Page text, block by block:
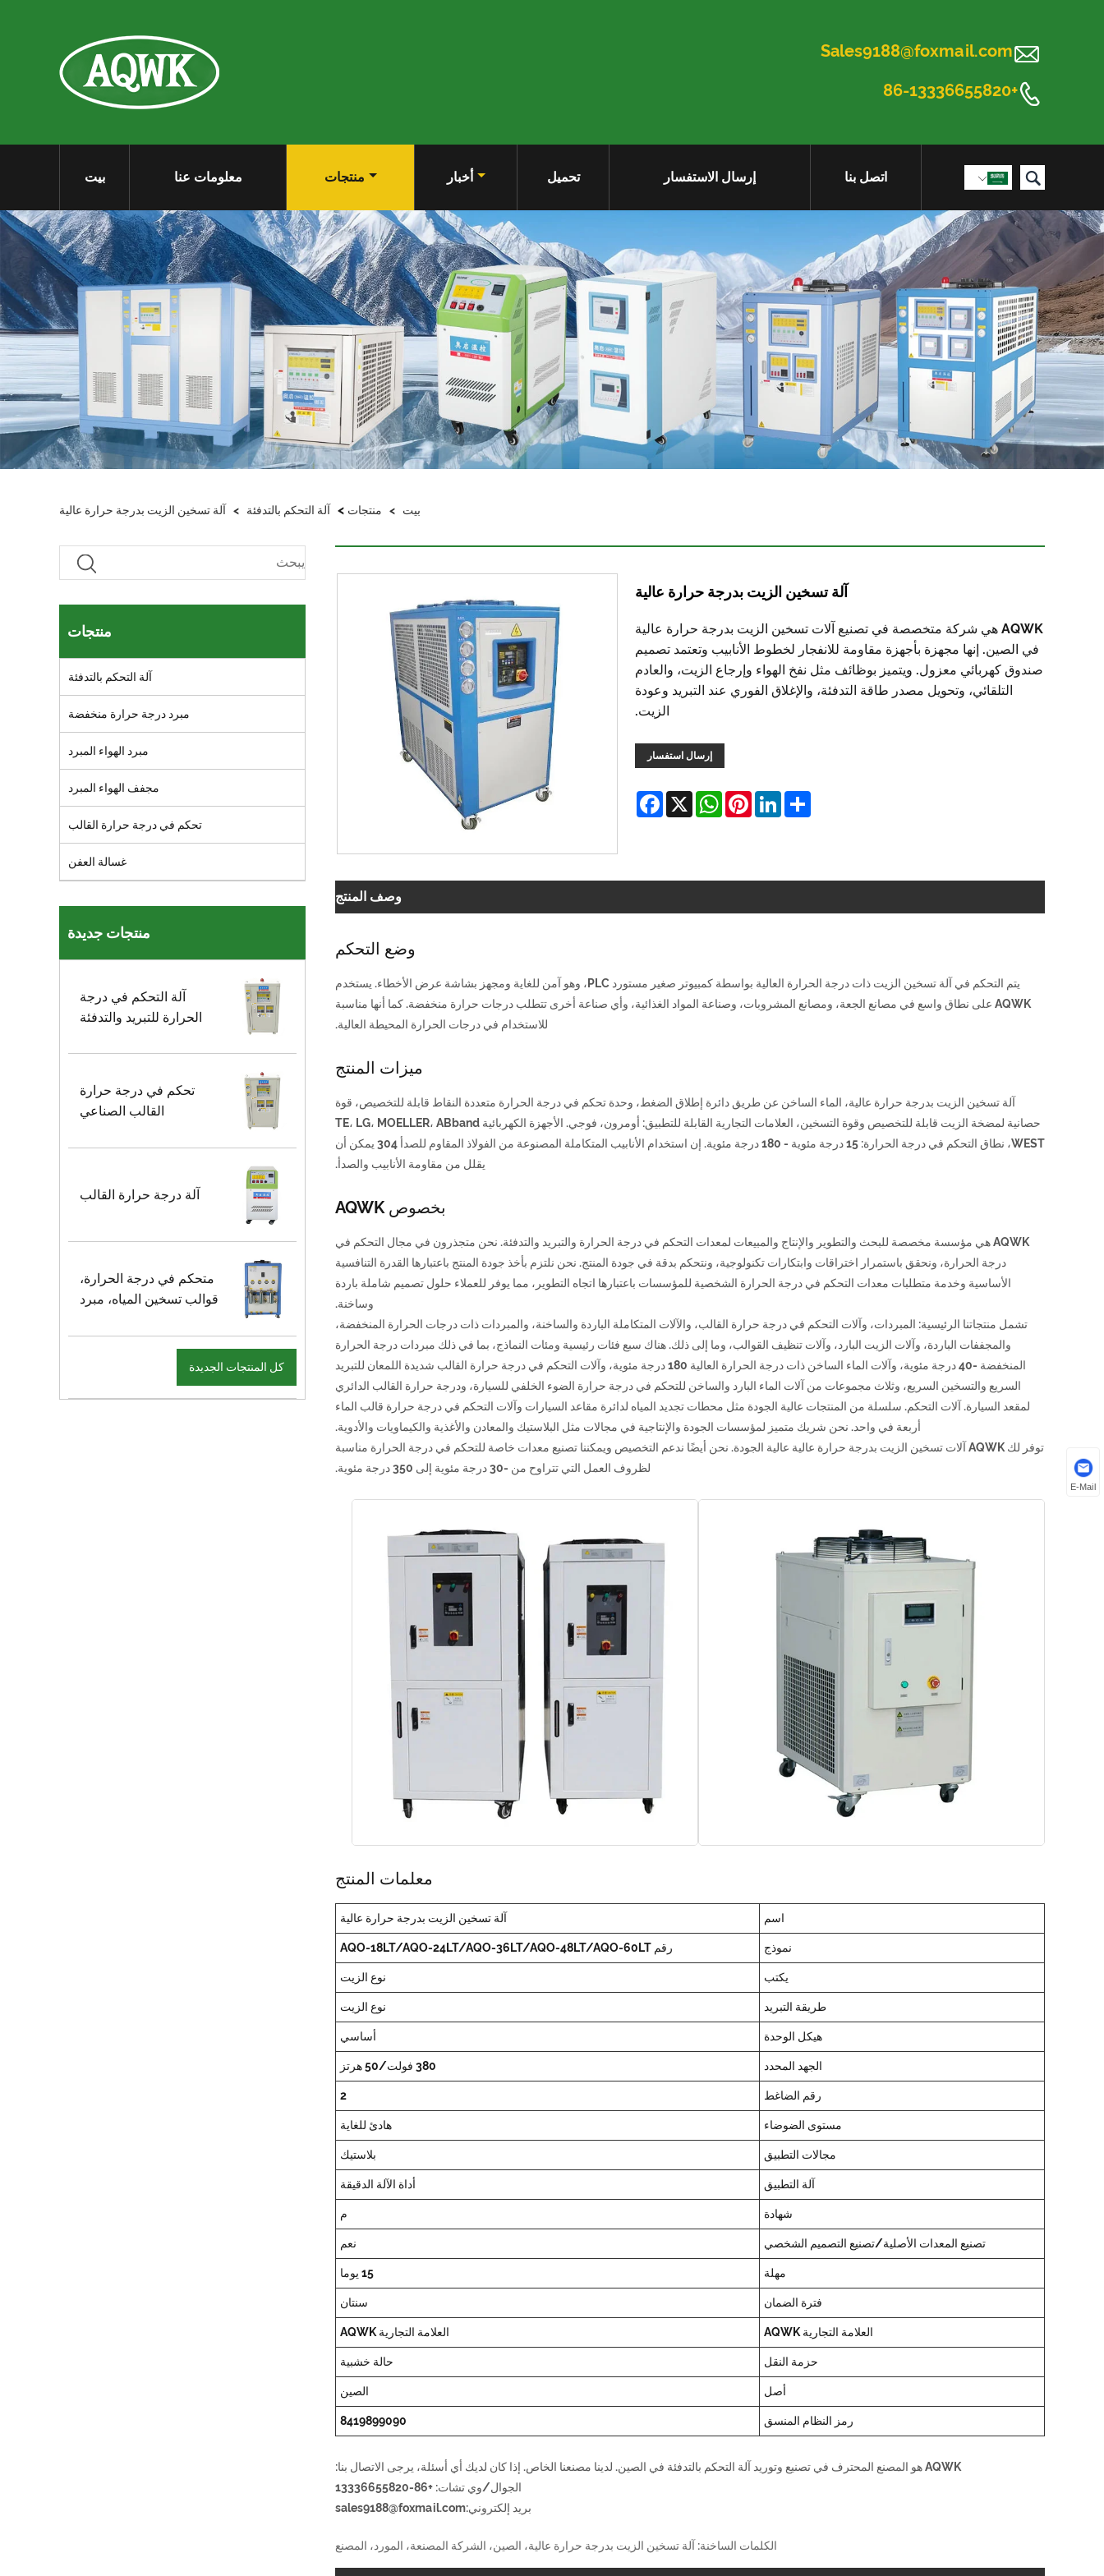

Sales9188@foxmail.com

+86-13336655820
  بيت معلومات عنا منتجات أخبار تحميل إرسال الاستفسار اتصل بنا
بيت > منتجات > آلة التحكم بالتدفئة > آلة تسخين الزيت بدرجة حرارة عالية
منتجات
آلة التحكم بالتدفئة
مبرد درجة حرارة منخفضة
مبرد الهواء المبرد
مجفف الهواء المبرد
تحكم في درجة حرارة القالب
غسالة العفن
منتجات جديدة
آلة التحكم في درجة
الحرارة للتبريد والتدفئة
تحكم في درجة حرارة
القالب الصناعي
آلة درجة حرارة القالب
متحكم في درجة الحرارة،
قوالب تسخين المياه، مبرد
كل المنتجات الجديدة
آلة تسخين الزيت بدرجة حرارة عالية
AQWK هي شركة متخصصة في تصنيع آلات تسخين الزيت بدرجة حرارة عالية
في الصين. إنها مجهزة بأجهزة مقاومة للانفجار لخطوط الأنابيب وتعتمد تصميم
صندوق كهربائي معزول. ويتميز بوظائف مثل نفخ الهواء وإرجاع الزيت، والعادم
التلقائي، وتحويل مصدر طاقة التدفئة، والإغلاق الفوري عند التبريد وعودة
الزيت.
إرسال استفسار
Facebook X
WhatsAppPinterestLinkedInShare
وصف المنتج
وضع التحكم
يتم التحكم في آلة تسخين الزيت ذات درجة الحرارة العالية بواسطة كمبيوتر صغير مستورد PLC، وهو آمن للغاية ومجهز بشاشة عرض الأخطاء. يستخدم
AQWK على نطاق واسع في مصانع الجعة، ومصانع المشروبات، وصناعة المواد الغذائية، وأي صناعة أخرى تتطلب درجات حرارة منخفضة. كما أنها مناسبة
للاستخدام في درجات الحرارة المحيطة العالية.
ميزات المنتج
آلة تسخين الزيت بدرجة حرارة عالية، الماء الساخن عن طريق دائرة إطلاق الضغط، وحدة تحكم في درجة الحرارة متعددة النقاط قابلة للتخصيص، قوة
حصانية لمضخة الزيت قابلة للتخصيص وقوة التسخين، العلامات التجارية القابلة للتطبيق: أومرون، فوجي. الأجهزة الكهربائية TE، LG، MOELLER، ABband
WEST، نطاق التحكم في درجة الحرارة: 15 درجة مئوية - 180 درجة مئوية. إن استخدام الأنابيب المتكاملة المصنوعة من الفولاذ المقاوم للصدأ 304 يمكن أن
يقلل من مقاومة الأنابيب والصدأ.
بخصوص AQWK
AQWK هي مؤسسة مخصصة للبحث والتطوير والإنتاج والمبيعات لمعدات التحكم في درجة الحرارة والتبريد والتدفئة. نحن متجذرون في مجال التحكم في
درجة الحرارة، ونحقق باستمرار اختراقات وابتكارات تكنولوجية، ونتحكم بدقة في جودة المنتج. نحن نلتزم بأخذ جودة المنتج باعتبارها القدرة التنافسية
الأساسية وخدمة متطلبات معدات التحكم في درجة الحرارة الشخصية للمؤسسات باعتبارها اتجاه التطوير، مما يوفر للعملاء حلول تصميم شاملة باردة
وساخنة.
تشمل منتجاتنا الرئيسية: المبردات، وآلات التحكم في درجة حرارة القالب، والآلات المتكاملة الباردة والساخنة، والمبردات ذات درجات الحرارة المنخفضة،
والمجففات الباردة، وآلات الزيت البارد، وآلات تنظيف القوالب، وما إلى ذلك. هناك سبع فئات رئيسية ومئات النماذج، بما في ذلك مبردات درجة الحرارة
المنخفضة -40 درجة مئوية، وآلات الماء الساخن ذات درجة الحرارة العالية 180 درجة مئوية، وآلات التحكم في درجة حرارة القالب شديدة اللمعان للتبريد
السريع والتسخين السريع، وثلاث مجموعات من آلات الماء البارد والساخن للتحكم في درجة حرارة الضوء الخلفي للسيارة، ودرجة حرارة القالب الدائري
لمقعد السيارة. آلات التحكم. سلسلة من المنتجات عالية الجودة مثل محطات تجديد المياه لدائرة مقاعد السيارات وآلات التحكم في درجة حرارة قالب الماء
أربعة في واحد. نحن شريك متميز لمؤسسات الجودة والإنتاجية في مجالات مثل البلاستيك والمعادن والأغذية والكيماويات والأدوية.
توفر لك AQWK آلات تسخين الزيت بدرجة حرارة عالية عالية الجودة. نحن أيضًا ندعم التخصيص ويمكننا تصنيع معدات خاصة للتحكم في درجة الحرارة مناسبة
لظروف العمل التي تتراوح من -30 درجة مئوية إلى 350 درجة مئوية.
معلمات المنتج
اسم آلة تسخين الزيت بدرجة حرارة عالية
نموذج رقم AQO-18LT/AQO-24LT/AQO-36LT/AQO-48LT/AQO-60LT
يكتب نوع الزيت
طريقة التبريد نوع الزيت
هيكل الوحدة أساسي
الجهد المحدد 380 فولت/50 هرتز
رقم الضاغط 2
مستوى الضوضاء هادئ للغاية
مجالات التطبيق بلاستيك
آلة التطبيق أداة الآلة الدقيقة
شهادة م
تصنيع المعدات الأصلية/تصنيع التصميم الشخصي نعم
مهلة 15 يوما
فترة الضمان سنتان
العلامة التجارية AQWK العلامة التجارية AQWK
حزمة النقل حالة خشبية
أصل الصين
رمز النظام المنسق 8419899090
AQWK هو المصنع المحترف في تصنيع وتوريد آلة التحكم بالتدفئة في الصين. لدينا مصنعنا الخاص. إذا كان لديك أي أسئلة، يرجى الاتصال بنا:
الجوال/وي تشات: +86-13336655820
بريد إلكتروني:sales9188@foxmail.com
الكلمات الساخنة: آلة تسخين الزيت بدرجة حرارة عالية، الصين، الشركة المصنعة، المورد، المصنع
E-Mail